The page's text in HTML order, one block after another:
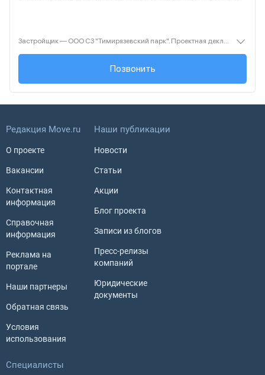
Застройщик — ООО СЗ "Тимирязевский парк". Проектная декларация — наш.дом.рф. Акция до 31.08.2026. Не оферта. Подробности — level.ru
+7 (495) 137-47-...
Позвонить
Редакция Move.ru
О проекте
Вакансии
Контактная
информация
Справочная
информация
Реклама на
портале
Наши партнеры
Обратная связь
Условия
использования
Наши публикации
Новости
Статьи
Акции
Блог проекта
Записи из блогов
Пресс-релизы
компаний
Юридические
документы
Специалисты